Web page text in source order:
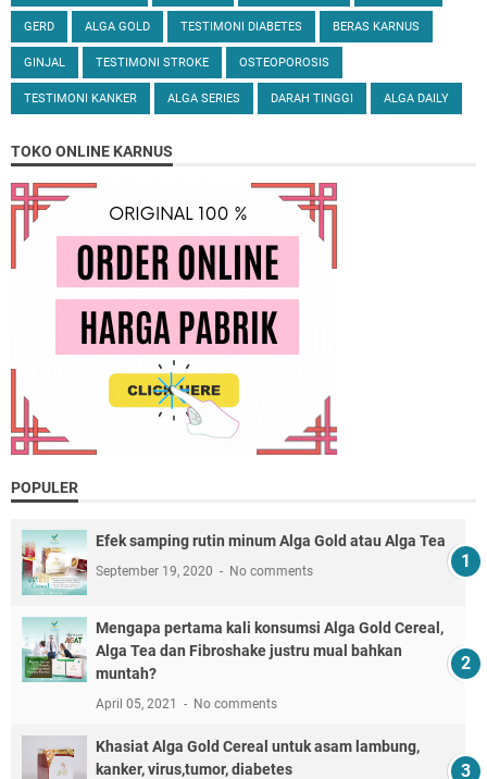
GERD ALGA GOLD TESTIMONI DIABETES BERAS KARNUS
GINJAL TESTIMONI STROKE OSTEOPOROSIS
TESTIMONI KANKER ALGA SERIES DARAH TINGGI ALGA DAILY
TOKO ONLINE KARNUS
POPULER
Efek samping rutin minum Alga Gold atau Alga Tea
September 19, 2020 No comments
Mengapa pertama kali konsumsi Alga Gold Cereal,
Alga Tea dan Fibroshake justru mual bahkan
muntah?
April 05, 2021 No comments
Khasiat Alga Gold Cereal untuk asam lambung,
kanker, virus,tumor, diabetes